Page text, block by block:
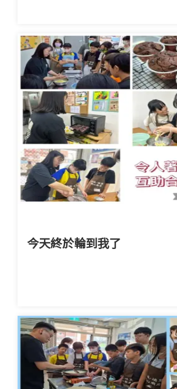
今天終於輪到我了